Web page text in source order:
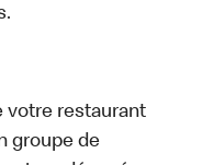
votre restaurant
groupe de